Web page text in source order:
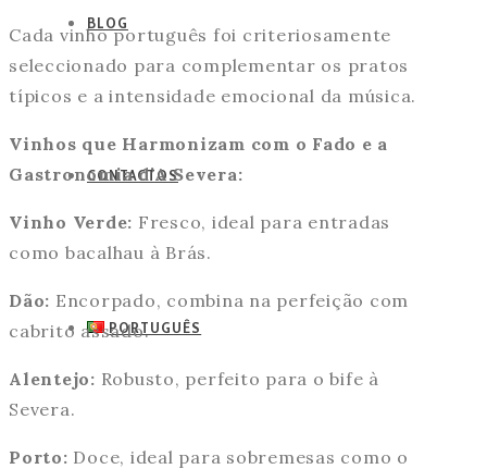
BLOG
CONTACTOS
PORTUGUÊS
Cada vinho português foi criteriosamente
seleccionado para complementar os pratos
típicos e a intensidade emocional da música.
Vinhos que Harmonizam com o Fado e a
Gastronomia d’A Severa:
Vinho Verde: Fresco, ideal para entradas
como bacalhau à Brás.
Dão: Encorpado, combina na perfeição com
cabrito assado.
Alentejo: Robusto, perfeito para o bife à
Severa.
Porto: Doce, ideal para sobremesas como o